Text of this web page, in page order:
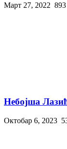
Март 27, 2022 893
Небојша
Октобар 6, 2023